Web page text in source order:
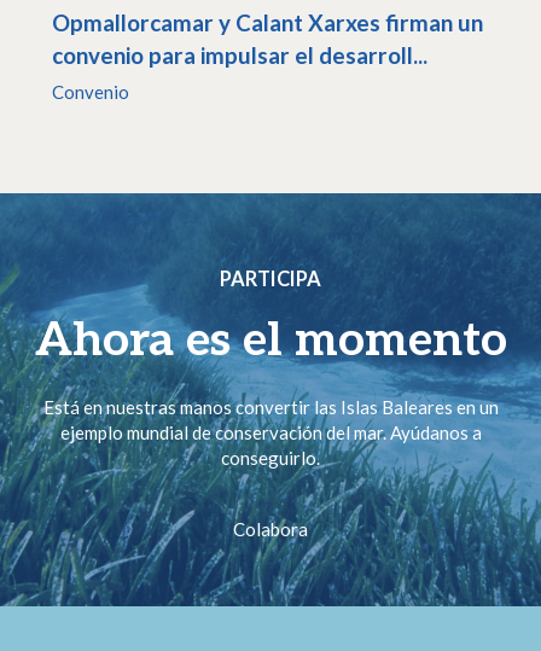
Opmallorcamar y Calant Xarxes firman un
convenio para impulsar el desarroll...
Convenio
PARTICIPA
Ahora es el momento
Está en nuestras manos convertir las Islas Baleares en un
ejemplo mundial de conservación del mar. Ayúdanos a
conseguirlo.
Colabora